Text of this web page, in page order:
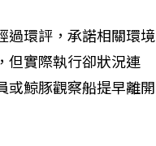
過環評，承諾相關環境
但實際執行卻狀況連
或鯨豚觀察船提早離開